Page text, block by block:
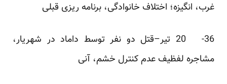
غرب، انگیزه؛ اختلاف خانوادگی، برنامه ریزی قبلی
36- 20 تیر–قتل دو نفر توسط داماد در شهریار،
مشاجره لفظیف عدم کنترل خشم، آنی